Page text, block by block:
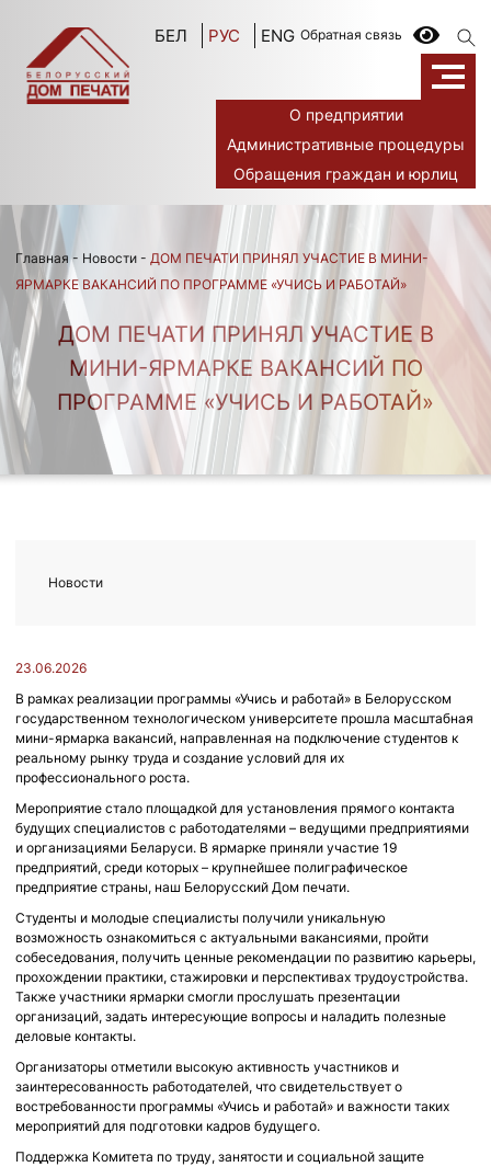
БЕЛ РУС ENG Обратная связь
О предприятии
Административные процедуры
Обращения граждан и юрлиц
Главная- Новости - ДОМ ПЕЧАТИ ПРИНЯЛ УЧАСТИЕ В МИНИ-
ЯРМАРКЕ ВАКАНСИЙ ПО ПРОГРАММЕ «УЧИСЬ И РАБОТАЙ»
ДОМ ПЕЧАТИ ПРИНЯЛ УЧАСТИЕ В
МИНИ-ЯРМАРКЕ ВАКАНСИЙ ПО
ПРОГРАММЕ «УЧИСЬ И РАБОТАЙ»
23.06.2026
В рамках реализации программы «Учись и работай» в Белорусском
государственном технологическом университете прошла масштабная
мини-ярмарка вакансий, направленная на подключение студентов к
реальному рынку труда и создание условий для их
профессионального роста.
Мероприятие стало площадкой для установления прямого контакта
будущих специалистов с работодателями – ведущими предприятиями
и организациями Беларуси. В ярмарке приняли участие 19
предприятий, среди которых – крупнейшее полиграфическое
предприятие страны, наш Белорусский Дом печати.
Студенты и молодые специалисты получили уникальную
возможность ознакомиться с актуальными вакансиями, пройти
собеседования, получить ценные рекомендации по развитию карьеры,
прохождении практики, стажировки и перспективах трудоустройства.
Также участники ярмарки смогли прослушать презентации
организаций, задать интересующие вопросы и наладить полезные
деловые контакты.
Организаторы отметили высокую активность участников и
заинтересованность работодателей, что свидетельствует о
востребованности программы «Учись и работай» и важности таких
мероприятий для подготовки кадров будущего.
Поддержка Комитета по труду, занятости и социальной защите
Новости